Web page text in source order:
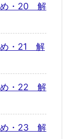
め・20 解
め・21 解
め・22 解
め・23 解